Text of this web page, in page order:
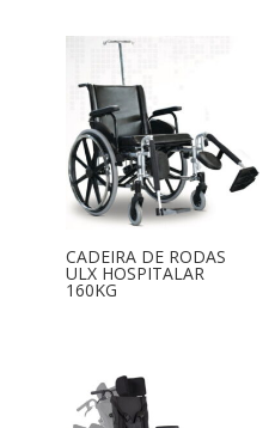
CADEIRA DE RODAS
ULX HOSPITALAR
160KG